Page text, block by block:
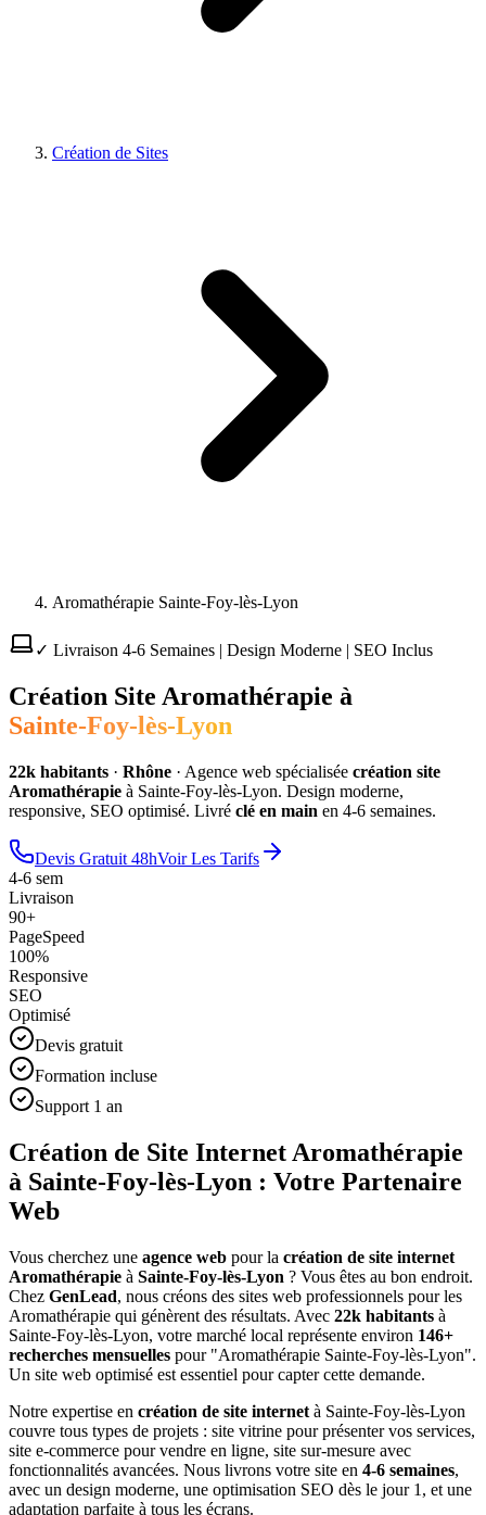
Création de Sites
Aromathérapie Sainte-Foy-lès-Lyon
✓ Livraison 4-6 Semaines | Design Moderne | SEO Inclus
Création Site Aromathérapie à
Sainte-Foy-lès-Lyon
22k habitants · Rhône · Agence web spécialisée création site
Aromathérapie à Sainte-Foy-lès-Lyon. Design moderne,
responsive, SEO optimisé. Livré clé en main en 4-6 semaines.
Devis Gratuit 48hVoir Les Tarifs
4-6 sem
Livraison
90+
PageSpeed
100%
Responsive
SEO
Optimisé
Devis gratuit
Formation incluse
Support 1 an
Création de Site Internet Aromathérapie
à Sainte-Foy-lès-Lyon : Votre Partenaire
Web
Vous cherchez une agence web pour la création de site internet
Aromathérapie à Sainte-Foy-lès-Lyon ? Vous êtes au bon endroit.
Chez GenLead, nous créons des sites web professionnels pour les
Aromathérapie qui génèrent des résultats. Avec 22k habitants à
Sainte-Foy-lès-Lyon, votre marché local représente environ 146+
recherches mensuelles pour "Aromathérapie Sainte-Foy-lès-Lyon".
Un site web optimisé est essentiel pour capter cette demande.
Notre expertise en création de site internet à Sainte-Foy-lès-Lyon
couvre tous types de projets : site vitrine pour présenter vos services,
site e-commerce pour vendre en ligne, site sur-mesure avec
fonctionnalités avancées. Nous livrons votre site en 4-6 semaines,
avec un design moderne, une optimisation SEO dès le jour 1, et une
adaptation parfaite à tous les écrans.